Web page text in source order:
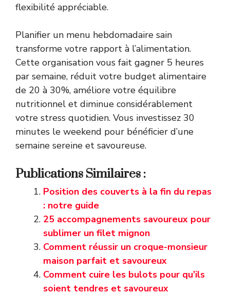
flexibilité appréciable.
Planifier un menu hebdomadaire sain
transforme votre rapport à l’alimentation.
Cette organisation vous fait gagner 5 heures
par semaine, réduit votre budget alimentaire
de 20 à 30%, améliore votre équilibre
nutritionnel et diminue considérablement
votre stress quotidien. Vous investissez 30
minutes le weekend pour bénéficier d’une
semaine sereine et savoureuse.
Publications Similaires :
Position des couverts à la fin du repas
: notre guide
25 accompagnements savoureux pour
sublimer un filet mignon
Comment réussir un croque-monsieur
maison parfait et savoureux
Comment cuire les bulots pour qu’ils
soient tendres et savoureux